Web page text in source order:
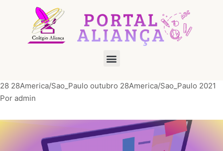
28 28America/Sao_Paulo outubro 28America/Sao_Paulo 2021
Por admin